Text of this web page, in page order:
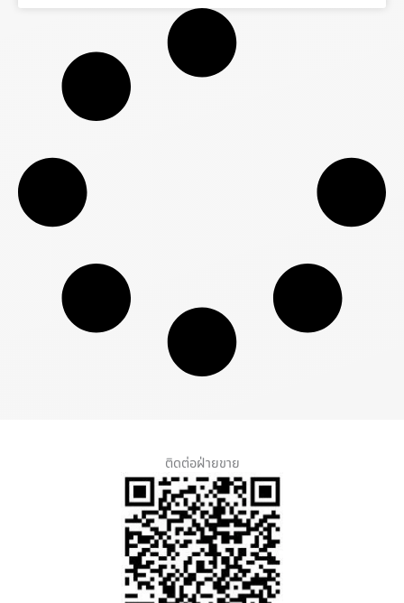
ติดต่อฝ่ายขาย